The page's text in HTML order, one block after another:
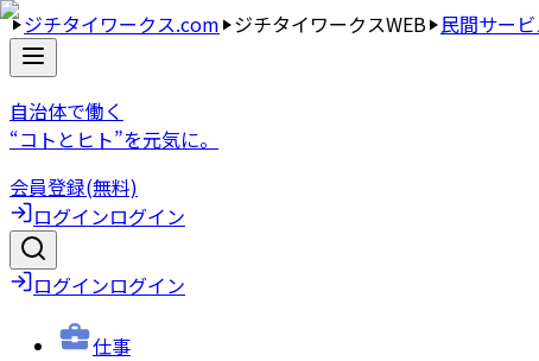
ジチタイワークス.com ジチタイワークスWEB 民間サー
自治体で働く
“コトとヒト”を元気に。
会員登録(無料)
ログインログイン
ログインログイン
仕事